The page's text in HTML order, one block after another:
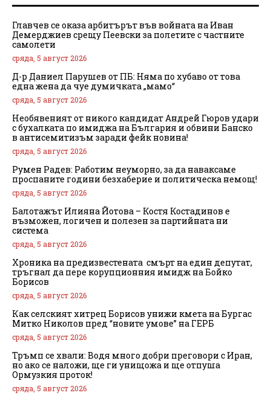
Главчев се оказа арбитърът във войната на Иван
Демерджиев срещу Пеевски за полетите с частните
самолети
сряда, 5 август 2026
Д-р Даниел Парушев от ПБ: Няма по хубаво от това
една жена да чуе думичката „мамо“
сряда, 5 август 2026
Необявеният от никого кандидат Андрей Гюров удари
с бухалката по имиджа на България и обвини Банско
в антисемитизъм заради фейк новина!
сряда, 5 август 2026
Румен Радев: Работим неуморно, за да наваксаме
проспаните години безхаберие и политическа немощ!
сряда, 5 август 2026
Балотажът Илияна Йотова – Костя Костадинов е
възможен, логичен и полезен за партийната ни
система
сряда, 5 август 2026
Хроника на предизвестената смърт на един депутат,
тръгнал да пере корупционния имидж на Бойко
Борисов
сряда, 5 август 2026
Как селският хитрец Борисов унижи кмета на Бургас
Митко Николов пред “новите умове” на ГЕРБ
сряда, 5 август 2026
Тръмп се хвали: Водя много добри преговори с Иран,
но ако се наложи, ще ги унищожа и ще отпуша
Ормузкия проток!
сряда, 5 август 2026